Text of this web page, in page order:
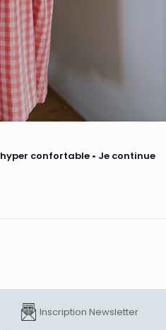
hyper confortable • Je continue
Inscription Newsletter